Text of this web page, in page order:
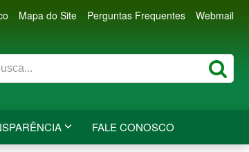
Mapa do Site Perguntas Frequentes Webmail
FALE CONOSCO